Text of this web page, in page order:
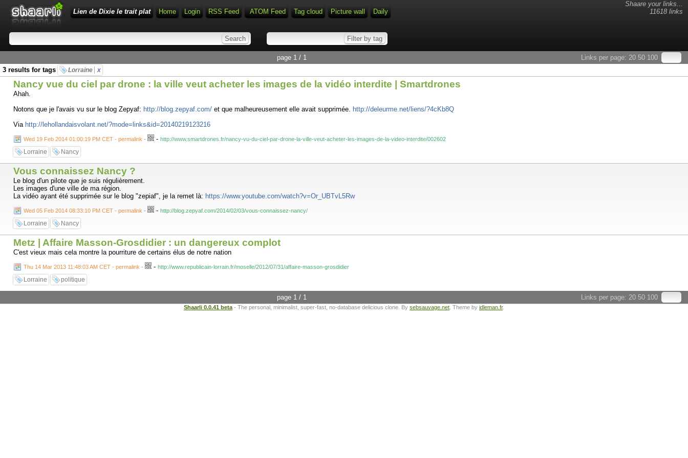
Shaare your links...
11618 links
Lien de Dixie le trait plat Home Login RSS Feed ATOM Feed Tag cloud Picture wall Daily
Links per page: 20 50 100
page 1 / 1
3 results for tags
Lorraine x
Nancy vue du ciel par drone : la ville veut acheter les images de la vidéo interdite | Smartdrones
Ahah.
Notons que je l'avais vu sur le blog Zepyaf: http://blog.zepyaf.com/ et que malheureusement elle avait supprimée. http://deleurme.net/liens/?4cKb8Q
Via http://lehollandaisvolant.net/?mode=links&id=20140219123216
Wed 19 Feb 2014 01:00:19 PM CET - permalink - - http://www.smartdrones.fr/nancy-vu-du-ciel-par-drone-la-ville-veut-acheter-les-images-de-la-video-interdite/002602
Lorraine Nancy
Vous connaissez Nancy ?
Le blog d'un pilote que je suis régulièrement.
Les images d'une ville de ma région.
La vidéo ayant été supprimée sur le blog "zepiaf", je la remet là: https://www.youtube.com/watch?v=Or_UBTvL5Rw
Wed 05 Feb 2014 08:33:10 PM CET - permalink - - http://blog.zepyaf.com/2014/02/03/vous-connaissez-nancy/
Lorraine Nancy
Metz | Affaire Masson-Grosdidier : un dangereux complot
C'est vieux mais cela montre la pourriture de certains élus de notre nation
Thu 14 Mar 2013 11:48:03 AM CET - permalink - - http://www.republicain-lorrain.fr/moselle/2012/07/31/affaire-masson-grosdidier
Lorraine politique
Links per page: 20 50 100
page 1 / 1
Shaarli 0.0.41 beta - The personal, minimalist, super-fast, no-database delicious clone. By sebsauvage.net . Theme by idleman.fr.